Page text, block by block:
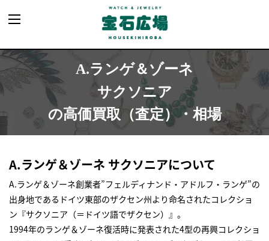
A.ランゲ＆ゾーネ
サクソニア
の高価買取（査定）・相場
A.ランゲ＆ゾーネ サクソニアについて
A.ランゲ＆ゾーネ創業者”フェルディナンド・アドルフ・ランゲ”の
出身地であるドイツ東部のザクセン州より命名されたコレクショ
ン『サクソニア（＝ドイツ語でザクセン）』。
1994年のランゲ＆ゾーネ復活時に発表された4型の再興コレクショ